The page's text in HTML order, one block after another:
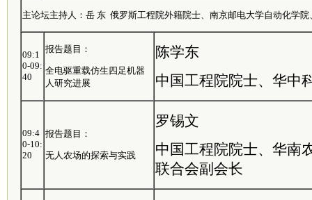
主论坛主持人：岳 东 俄罗斯工程院外籍院士、南京邮电大学自动化学
09:1
0-09:
40
报告题目：
全电驱重载仿生四足机器
人研究进展
陈学东
中国工程院院士、华中
09:4
0-10:
20
报告题目：
无人农场的探索与实践
罗锡文
中国工程院院士、华南
联合会副会长